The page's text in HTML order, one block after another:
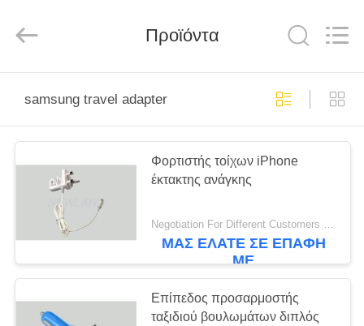
ΠΡΟΪΌΝΤΑ
ΠΕΡΊΠΟΥ
ΕΜΕΊΣ
ΓΎΡΟΣ
ΕΡΓΟΣΤΑΣΊΩΝ
Marketplace.
Developed
Προϊόντα
samsung travel adapter
Φορτιστής τοίχων iPhone
έκτακτης ανάγκης
ΜΑΣ ΕΛΆΤΕ ΣΕ ΕΠΑΦΉ
ΜΕ
Επίπεδος προσαρμοστής
ταξιδιού βουλωμάτων διπλός